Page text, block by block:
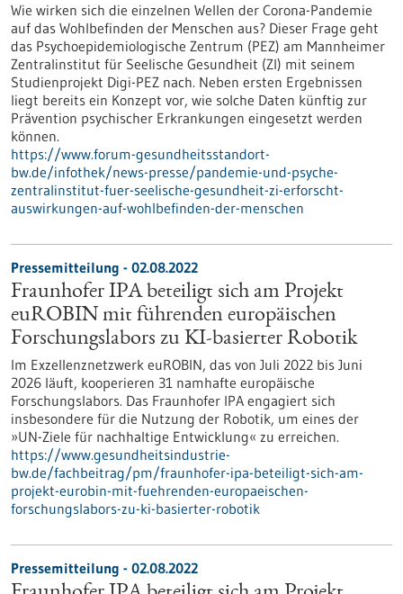
Wie wirken sich die einzelnen Wellen der Corona-Pandemie
auf das Wohlbefinden der Menschen aus? Dieser Frage geht
das Psychoepidemiologische Zentrum (PEZ) am Mannheimer
Zentralinstitut für Seelische Gesundheit (ZI) mit seinem
Studienprojekt Digi-PEZ nach. Neben ersten Ergebnissen
liegt bereits ein Konzept vor, wie solche Daten künftig zur
Prävention psychischer Erkrankungen eingesetzt werden
können.
https://www.forum-gesundheitsstandort-
bw.de/infothek/news-presse/pandemie-und-psyche-
zentralinstitut-fuer-seelische-gesundheit-zi-erforscht-
auswirkungen-auf-wohlbefinden-der-menschen
Pressemitteilung - 02.08.2022
Fraunhofer IPA beteiligt sich am Projekt
euROBIN mit führenden europäischen
Forschungslabors zu KI-basierter Robotik
Im Exzellenznetzwerk euROBIN, das von Juli 2022 bis Juni
2026 läuft, kooperieren 31 namhafte europäische
Forschungslabors. Das Fraunhofer IPA engagiert sich
insbesondere für die Nutzung der Robotik, um eines der
»UN-Ziele für nachhaltige Entwicklung« zu erreichen.
https://www.gesundheitsindustrie-
bw.de/fachbeitrag/pm/fraunhofer-ipa-beteiligt-sich-am-
projekt-eurobin-mit-fuehrenden-europaeischen-
forschungslabors-zu-ki-basierter-robotik
Pressemitteilung - 02.08.2022